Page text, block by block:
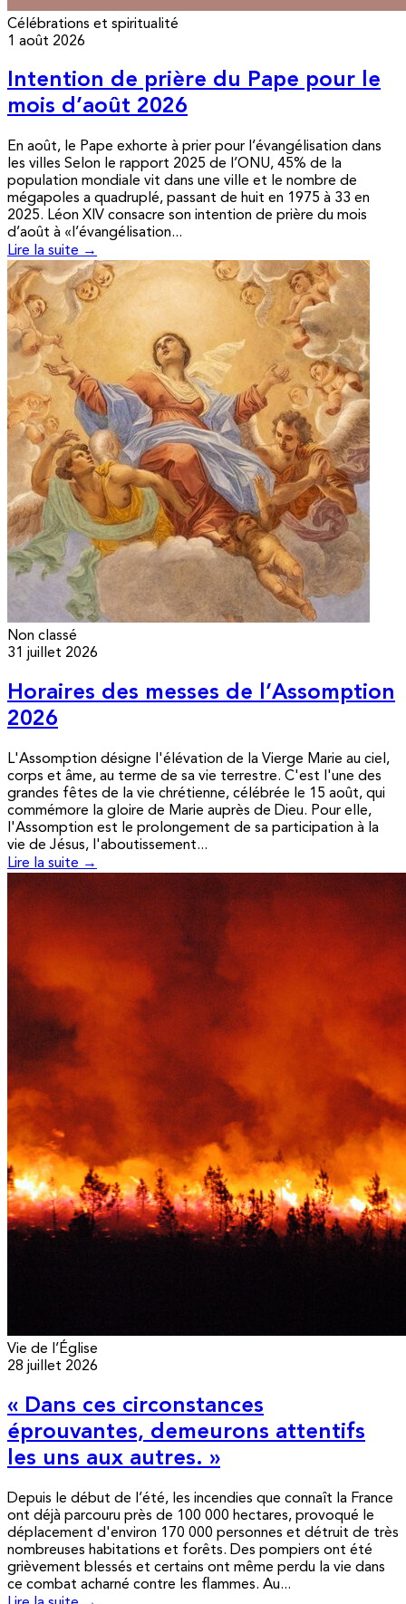
Célébrations et spiritualité
1 août 2026
Intention de prière du Pape pour le
mois d’août 2026
En août, le Pape exhorte à prier pour l’évangélisation dans
les villes Selon le rapport 2025 de l’ONU, 45% de la
population mondiale vit dans une ville et le nombre de
mégapoles a quadruplé, passant de huit en 1975 à 33 en
2025. Léon XIV consacre son intention de prière du mois
d’août à «l’évangélisation...
Lire la suite →
Non classé
31 juillet 2026
Horaires des messes de l’Assomption
2026
L'Assomption désigne l'élévation de la Vierge Marie au ciel,
corps et âme, au terme de sa vie terrestre. C'est l'une des
grandes fêtes de la vie chrétienne, célébrée le 15 août, qui
commémore la gloire de Marie auprès de Dieu. Pour elle,
l'Assomption est le prolongement de sa participation à la
vie de Jésus, l'aboutissement...
Lire la suite →
Vie de l’Église
28 juillet 2026
« Dans ces circonstances
éprouvantes, demeurons attentifs
les uns aux autres. »
Depuis le début de l’été, les incendies que connaît la France
ont déjà parcouru près de 100 000 hectares, provoqué le
déplacement d'environ 170 000 personnes et détruit de très
nombreuses habitations et forêts. Des pompiers ont été
grièvement blessés et certains ont même perdu la vie dans
ce combat acharné contre les flammes. Au...